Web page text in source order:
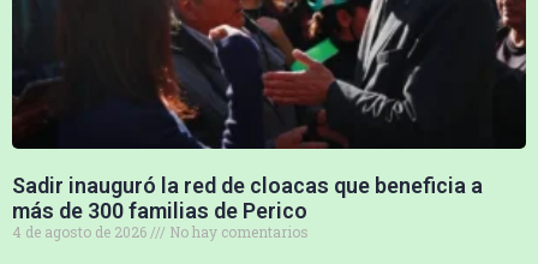
Sadir inauguró la red de cloacas que beneficia a
más de 300 familias de Perico
4 de agosto de 2026 No hay comentarios